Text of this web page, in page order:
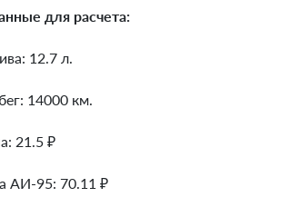
для расчета:
12.7 л.
14000 км.
21.5 ₽
АИ-95: 70.11 ₽